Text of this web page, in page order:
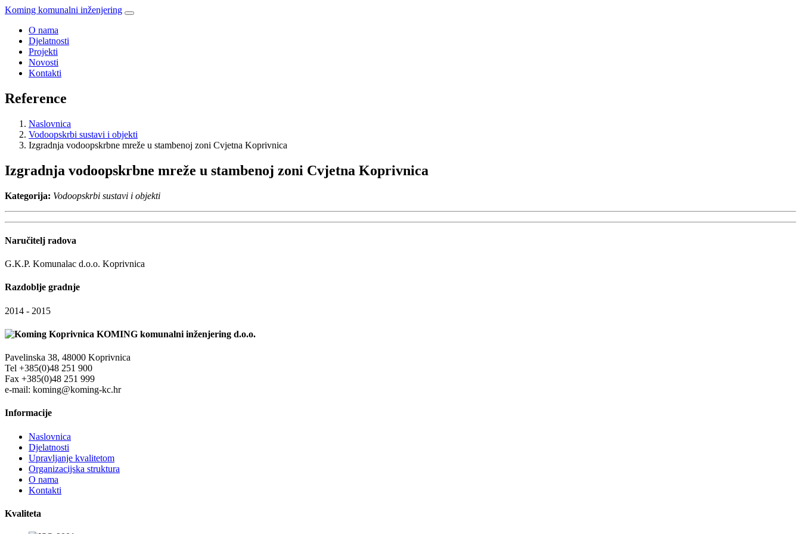
Koming komunalni inženjering
O nama
Djelatnosti
Projekti
Novosti
Kontakti
Reference
Naslovnica
Vodoopskrbi sustavi i objekti
Izgradnja vodoopskrbne mreže u stambenoj zoni Cvjetna Koprivnica
Izgradnja vodoopskrbne mreže u stambenoj zoni Cvjetna Koprivnica
Kategorija: Vodoopskrbi sustavi i objekti
Naručitelj radova
G.K.P. Komunalac d.o.o. Koprivnica
Razdoblje gradnje
2014 - 2015
KOMING komunalni inženjering d.o.o.
Pavelinska 38, 48000 Koprivnica
Tel +385(0)48 251 900
Fax +385(0)48 251 999
e-mail: koming@koming-kc.hr
Informacije
Naslovnica
Djelatnosti
Upravljanje kvalitetom
Organizacijska struktura
O nama
Kontakti
Kvaliteta